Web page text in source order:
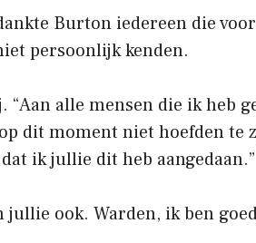
Burton iedereen die
persoonlijk kenden.
“Aan alle mensen die ik heb
dit moment niet hoefden te
ik jullie dit heb aangedaan.”
jullie ook. Warden, ik ben